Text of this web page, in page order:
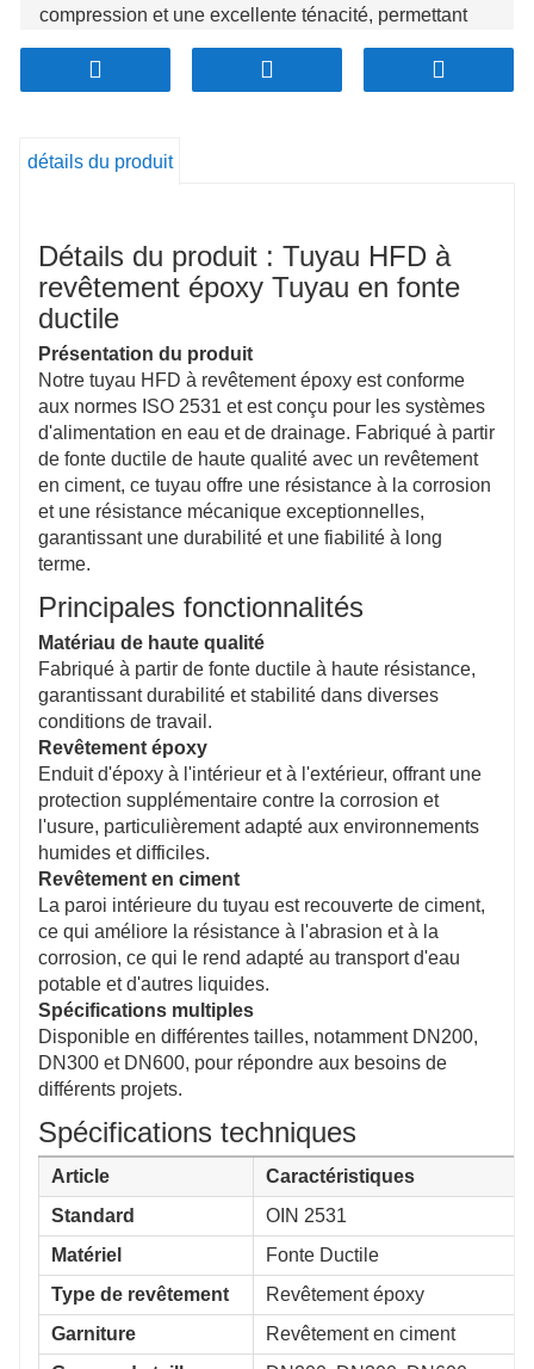
compression et une excellente ténacité, permettant
élevées, ce qui les rend idéaux pour diverses
conditions opérationnelles.
et DN600, offrant une flexibilité pour divers projets et
La durabilité et la résistance à la corrosion minimisent
les coûts de maintenance à long terme, offrant ainsi
un excellent rapport qualité-prix tout au long de la
durée de vie du système.
Écologique et sûr
Fabriqués à partir de matériaux recyclables et
conformes aux normes environnementales, ces
tuyaux sont sans danger pour le transport de l'eau
potable et contribuent aux objectifs de développement
durable.
détails du produit
Détails du produit : Tuyau HFD à
revêtement époxy Tuyau en fonte
ductile
Présentation du produit
Notre tuyau HFD à revêtement époxy est conforme
aux normes ISO 2531 et est conçu pour les systèmes
d'alimentation en eau et de drainage. Fabriqué à partir
de fonte ductile de haute qualité avec un revêtement
en ciment, ce tuyau offre une résistance à la corrosion
et une résistance mécanique exceptionnelles,
garantissant une durabilité et une fiabilité à long
terme.
Principales fonctionnalités
Matériau de haute qualité
Fabriqué à partir de fonte ductile à haute résistance,
garantissant durabilité et stabilité dans diverses
conditions de travail.
Revêtement époxy
Enduit d'époxy à l'intérieur et à l'extérieur, offrant une
protection supplémentaire contre la corrosion et
l'usure, particulièrement adapté aux environnements
humides et difficiles.
Revêtement en ciment
La paroi intérieure du tuyau est recouverte de ciment,
ce qui améliore la résistance à l'abrasion et à la
corrosion, ce qui le rend adapté au transport d'eau
potable et d'autres liquides.
Spécifications multiples
Disponible en différentes tailles, notamment DN200,
DN300 et DN600, pour répondre aux besoins de
différents projets.
Spécifications techniques
Article
Caractéristiques
Standard
OIN 2531
Matériel
Fonte Ductile
Type de revêtement
Revêtement époxy
Garniture
Revêtement en ciment